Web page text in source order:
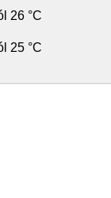
26 °C
25 °C